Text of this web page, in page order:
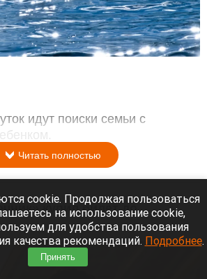
идут поиски семьи с
Читать полностью
купил билет до
cookie. Продолжая пользоваться
на использование cookie,
для удобства пользования
качества рекомендаций. Подробнее.
Принять